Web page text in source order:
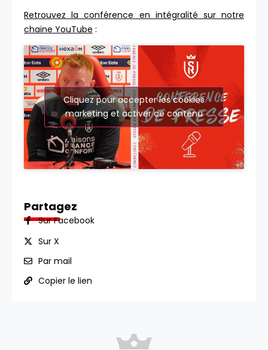
Retrouvez la conférence en intégralité sur notre
chaine YouTube :
Cliquez pour accepter les cookies
marketing et activer ce contenu
Partagez
Sur Facebook
Sur X
Par mail
Copier le lien